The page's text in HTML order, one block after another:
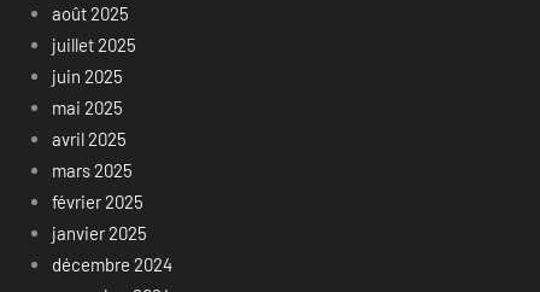
août 2025
juillet 2025
juin 2025
mai 2025
avril 2025
mars 2025
février 2025
janvier 2025
décembre 2024